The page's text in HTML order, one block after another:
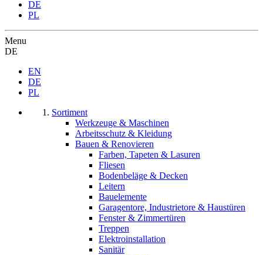
DE
PL
Menu
DE
EN
DE
PL
Sortiment
Werkzeuge & Maschinen
Arbeitsschutz & Kleidung
Bauen & Renovieren
Farben, Tapeten & Lasuren
Fliesen
Bodenbeläge & Decken
Leitern
Bauelemente
Garagentore, Industrietore & Haustüren
Fenster & Zimmertüren
Treppen
Elektroinstallation
Sanitär